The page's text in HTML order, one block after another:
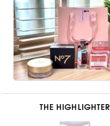
THE HIGHLIGHTER